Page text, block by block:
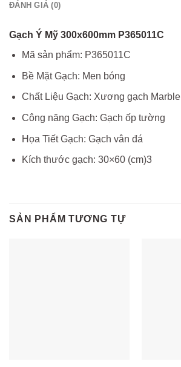
ĐÁNH GIÁ (0)
Gạch Ý Mỹ 300x600mm P365011C
Mã sản phẩm: P365011C
Bề Mặt Gạch: Men bóng
Chất Liệu Gạch: Xương gạch Marble
Công năng Gạch: Gạch ốp tường
Họa Tiết Gạch: Gạch vân đá
Kích thước gạch: 30×60 (cm)3
SẢN PHẨM TƯƠNG TỰ